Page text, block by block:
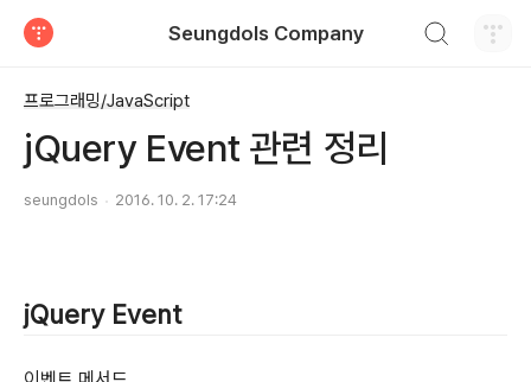
Seungdols Company
프로그래밍/JavaScript
jQuery Event 관련 정리
seungdols 2016. 10. 2. 17:24
jQuery Event